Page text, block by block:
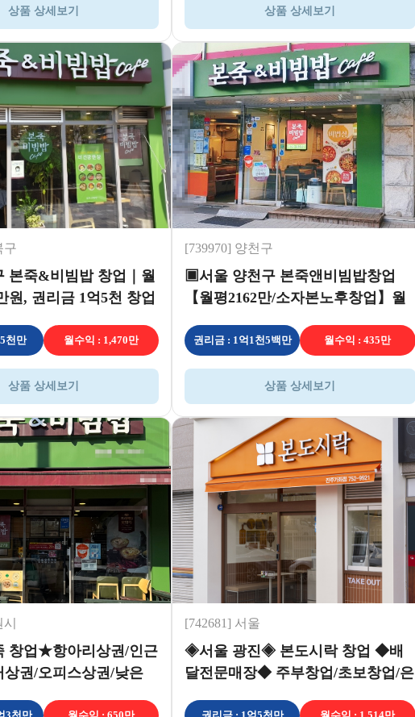
상품 상세보기 상품 상세보기
구
본죽&비빔밥 창업｜월
원, 권리금 1억5천 창업
천만 월수익 : 1,470만
상품 상세보기
[739970] 양천구
▣서울 양천구 본죽앤비빔밥창업
【월평2162만/소자본노후창업】월
권리금 : 1억1천5백만 월수익 : 435만
상품 상세보기
창업★항아리상권/인근
상권/오피스상권/낮은
[742681] 서울
◈서울 광진◈ 본도시락 창업 ◆배
달전문매장◆ 주부창업/초보창업/은